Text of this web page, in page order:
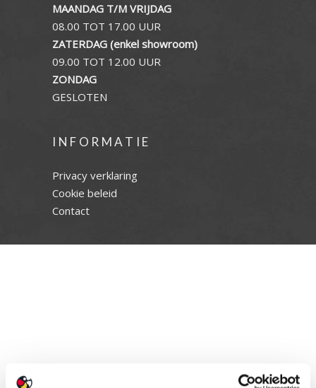
MAANDAG T/M VRIJDAG
08.00 TOT 17.00 UUR
ZATERDAG (enkel showroom)
09.00 TOT 12.00 UUR
ZONDAG
GESLOTEN
INFORMATIE
Privacy verklaring
Cookie beleid
Contact